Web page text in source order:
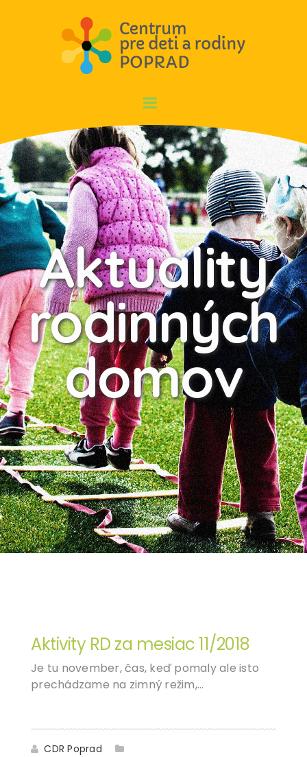
Aktuality
rodinných
domov
Aktivity RD za mesiac 11/2018
Je tu november, čas, keď pomaly ale isto
prechádzame na zimný režim,…
CDR Poprad